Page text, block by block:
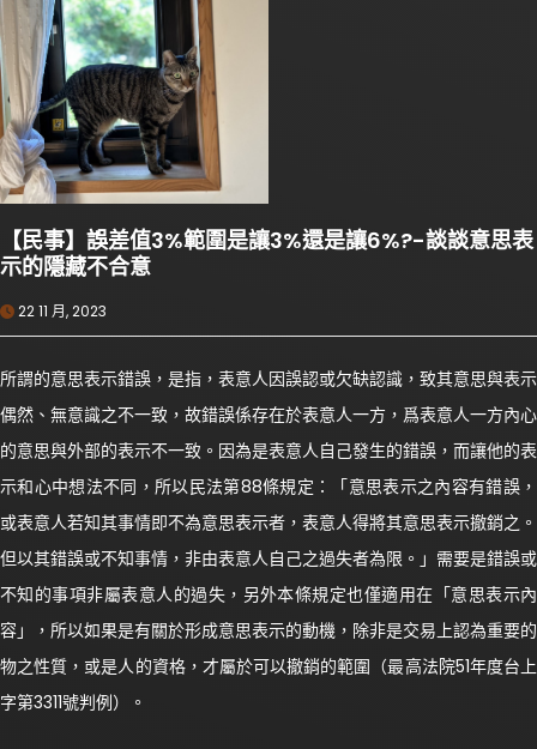
【民事】誤差值3%範圍是讓3%還是讓6%?-談談意思表
示的隱藏不合意
22 11 月, 2023
所謂的意思表示錯誤，是指，表意人因誤認或欠缺認識，致其意思與表示
偶然、無意識之不一致，故錯誤係存在於表意人一方，爲表意人一方內心
的意思與外部的表示不一致。因為是表意人自己發生的錯誤，而讓他的表
示和心中想法不同，所以民法第88條規定：「意思表示之內容有錯誤，
或表意人若知其事情即不為意思表示者，表意人得將其意思表示撤銷之。
但以其錯誤或不知事情，非由表意人自己之過失者為限。」需要是錯誤或
不知的事項非屬表意人的過失，另外本條規定也僅適用在「意思表示內
容」，所以如果是有關於形成意思表示的動機，除非是交易上認為重要的
物之性質，或是人的資格，才屬於可以撤銷的範圍（最高法院51年度台上
字第3311號判例）。